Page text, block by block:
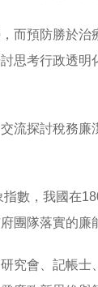
預防勝於
考行政透
流探討稅務
數，我國在
團隊落實的廉
究會、記帳